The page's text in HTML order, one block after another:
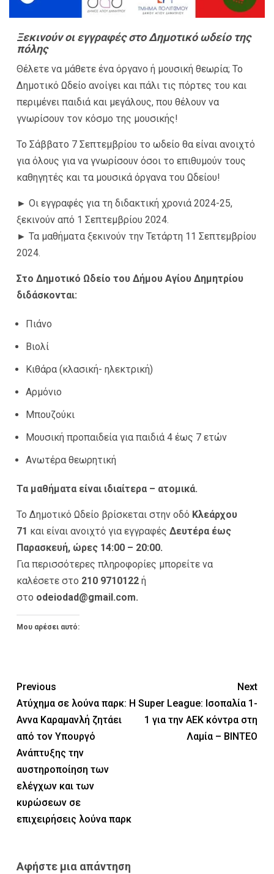
Ξεκινούν οι εγγραφές στο Δημοτικό ωδείο της
πόλης
Θέλετε να μάθετε ένα όργανο ή μουσική θεωρία; Το
Δημοτικό Ωδείο ανοίγει και πάλι τις πόρτες του και
περιμένει παιδιά και μεγάλους, που θέλουν να
γνωρίσουν τον κόσμο της μουσικής!
Το Σάββατο 7 Σεπτεμβρίου το ωδείο θα είναι ανοιχτό
για όλους για να γνωρίσουν όσοι το επιθυμούν τους
καθηγητές και τα μουσικά όργανα του Ωδείου!
► Οι εγγραφές για τη διδακτική χρονιά 2024-25,
ξεκινούν από 1 Σεπτεμβρίου 2024.
► Τα μαθήματα ξεκινούν την Τετάρτη 11 Σεπτεμβρίου
2024.
Στο Δημοτικό Ωδείο του Δήμου Αγίου Δημητρίου
διδάσκονται:
Πιάνο
Βιολί
Κιθάρα (κλασική- ηλεκτρική)
Αρμόνιο
Μπουζούκι
Μουσική προπαιδεία για παιδιά 4 έως 7 ετών
Ανωτέρα θεωρητική
Τα μαθήματα είναι ιδιαίτερα – ατομικά.
Το Δημοτικό Ωδείο βρίσκεται στην οδό Κλεάρχου
71 και είναι ανοιχτό για εγγραφές Δευτέρα έως
Παρασκευή, ώρες 14:00 – 20:00.
Για περισσότερες πληροφορίες μπορείτε να
καλέσετε στο 210 9710122 ή
στο odeiodad@gmail.com.
Μου αρέσει αυτό:
Previous
Ατύχημα σε λούνα παρκ: Η
Αννα Καραμανλή ζητάει
από τον Υπουργό
Ανάπτυξης την
αυστηροποίηση των
ελέγχων και των
κυρώσεων σε
επιχειρήσεις λούνα παρκ
Next
Super League: Ισοπαλία 1-
1 για την ΑΕΚ κόντρα στη
Λαμία – ΒΙΝΤΕΟ
Αφήστε μια απάντηση